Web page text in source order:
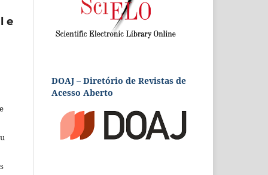
e
DOAJ – Diretório de Revistas de
Acesso Aberto